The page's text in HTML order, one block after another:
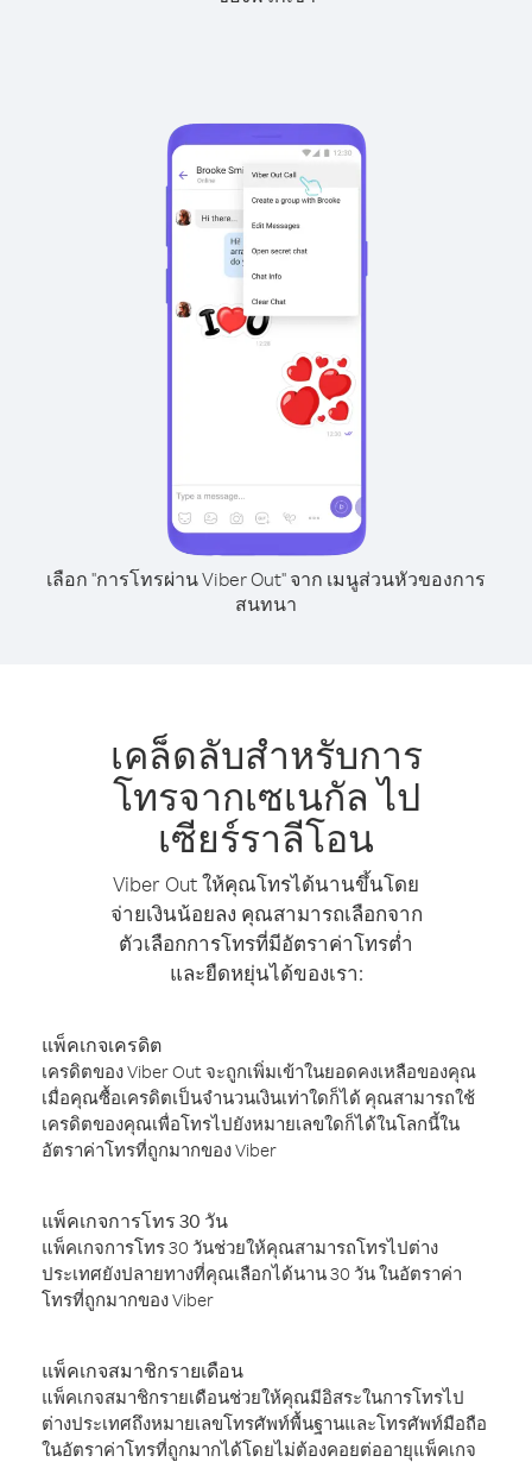
เลือก "การโทรผ่าน Viber Out" จาก เมนูส่วนหัวของการ
สนทนา
เคล็ดลับสำหรับการ
โทรจากเซเนกัล ไป
เซียร์ราลีโอน
Viber Out ให้คุณโทรได้นานขึ้นโดย
จ่ายเงินน้อยลง คุณสามารถเลือกจาก
ตัวเลือกการโทรที่มีอัตราค่าโทรต่ำ
และยืดหยุ่นได้ของเรา:
แพ็คเกจเครดิต
เครดิตของ Viber Out จะถูกเพิ่มเข้าในยอดคงเหลือของคุณ
เมื่อคุณซื้อเครดิตเป็นจำนวนเงินเท่าใดก็ได้ คุณสามารถใช้
เครดิตของคุณเพื่อโทรไปยังหมายเลขใดก็ได้ในโลกนี้ใน
อัตราค่าโทรที่ถูกมากของ Viber
แพ็คเกจการโทร 30 วัน
แพ็คเกจการโทร 30 วันช่วยให้คุณสามารถโทรไปต่าง
ประเทศยังปลายทางที่คุณเลือกได้นาน 30 วัน ในอัตราค่า
โทรที่ถูกมากของ Viber
แพ็คเกจสมาชิกรายเดือน
แพ็คเกจสมาชิกรายเดือนช่วยให้คุณมีอิสระในการโทรไป
ต่างประเทศถึงหมายเลขโทรศัพท์พื้นฐานและโทรศัพท์มือถือ
ในอัตราค่าโทรที่ถูกมากได้โดยไม่ต้องคอยต่ออายุแพ็คเกจ